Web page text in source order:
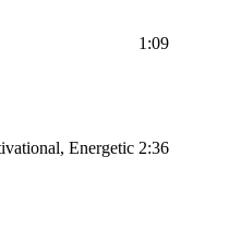
1:09
Energetic 2:36